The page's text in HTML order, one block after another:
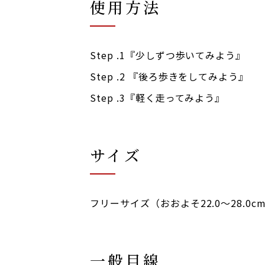
使用方法
Step .1『少しずつ歩いてみよう』
Step .2 『後ろ歩きをしてみよう 』
Step .3『軽く走ってみよう 』
サイズ
フリーサイズ（おおよそ22.0～
一般目線